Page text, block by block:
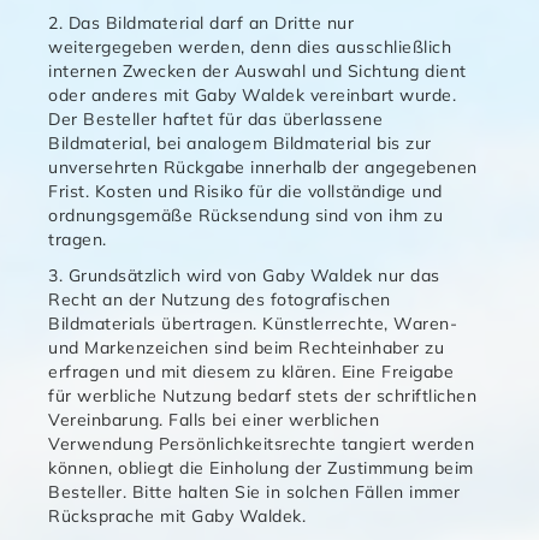
2. Das Bildmaterial darf an Dritte nur
weitergegeben werden, denn dies ausschließlich
internen Zwecken der Auswahl und Sichtung dient
oder anderes mit Gaby Waldek vereinbart wurde.
Der Besteller haftet für das überlassene
Bildmaterial, bei analogem Bildmaterial bis zur
unversehrten Rückgabe innerhalb der angegebenen
Frist. Kosten und Risiko für die vollständige und
ordnungsgemäße Rücksendung sind von ihm zu
tragen.
3. Grundsätzlich wird von Gaby Waldek nur das
Recht an der Nutzung des fotografischen
Bildmaterials übertragen. Künstlerrechte, Waren-
und Markenzeichen sind beim Rechteinhaber zu
erfragen und mit diesem zu klären. Eine Freigabe
für werbliche Nutzung bedarf stets der schriftlichen
Vereinbarung. Falls bei einer werblichen
Verwendung Persönlichkeitsrechte tangiert werden
können, obliegt die Einholung der Zustimmung beim
Besteller. Bitte halten Sie in solchen Fällen immer
Rücksprache mit Gaby Waldek.